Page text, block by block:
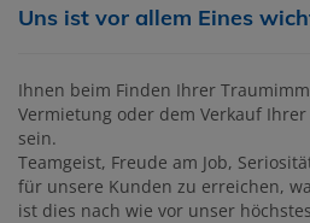
Uns ist vor allem Eines
Ihnen beim Finden Ihrer
Vermietung oder dem Verkauf
sein.
Teamgeist, Freude am Job,
für unsere Kunden zu erreichen,
ist dies nach wie vor unser